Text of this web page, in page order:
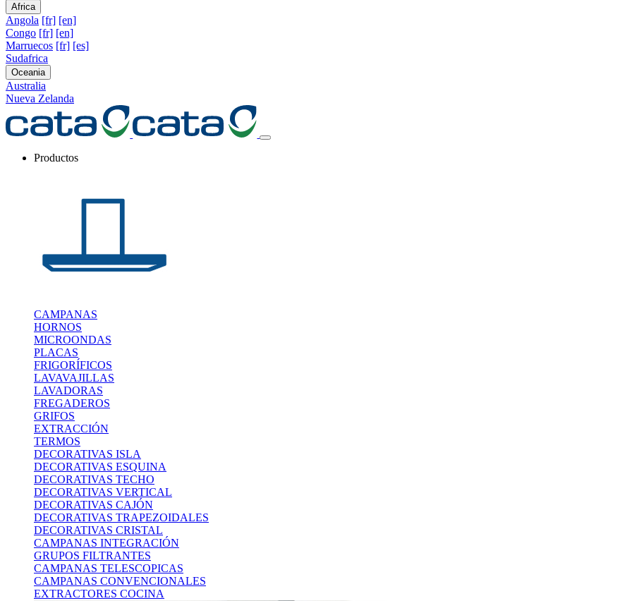
Africa
Angola [fr] [en]
Congo [fr] [en]
Marruecos [fr] [es]
Sudafrica
Oceania
Australia
Nueva Zelanda
Productos
CAMPANAS
HORNOS
MICROONDAS
PLACAS
FRIGORÍFICOS
LAVAVAJILLAS
LAVADORAS
FREGADEROS
GRIFOS
EXTRACCIÓN
TERMOS
DECORATIVAS ISLA
DECORATIVAS ESQUINA
DECORATIVAS TECHO
DECORATIVAS VERTICAL
DECORATIVAS CAJÓN
DECORATIVAS TRAPEZOIDALES
DECORATIVAS CRISTAL
CAMPANAS INTEGRACIÓN
GRUPOS FILTRANTES
CAMPANAS TELESCOPICAS
CAMPANAS CONVENCIONALES
EXTRACTORES COCINA